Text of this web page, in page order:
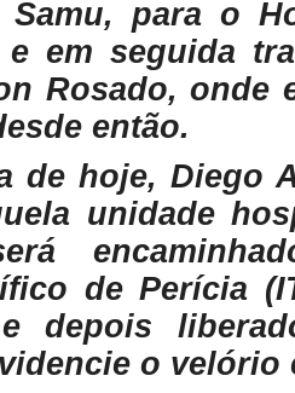
Samu, para o
e em seguida
Rosado, onde
então.
de hoje, Diego
unidade
de Perícia
e depois
o velório